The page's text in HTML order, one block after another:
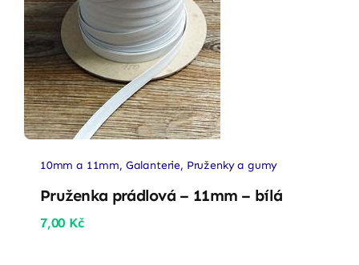
10mm a 11mm, Galanterie, Pruženky a gumy
Pruženka prádlová – 11mm – bílá
7,00 Kč